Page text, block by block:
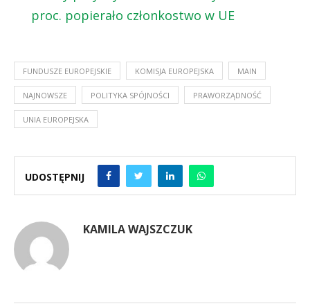
proc. popierało członkostwo w UE
FUNDUSZE EUROPEJSKIE KOMISJA EUROPEJSKA MAIN
NAJNOWSZE POLITYKA SPÓJNOŚCI PRAWORZĄDNOŚĆ
UNIA EUROPEJSKA
UDOSTĘPNIJ
KAMILA WAJSZCZUK